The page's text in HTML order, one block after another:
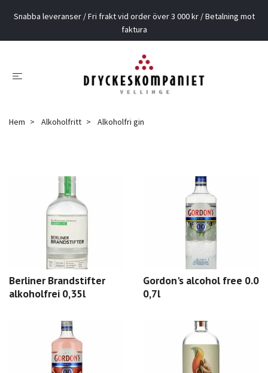
Snabba leveranser / Fri frakt vid order över 3 000 kr / Betalning mot
faktura
Hem Alkoholfritt Alkoholfri gin
Berliner Brandstifter
alkoholfrei 0,35l
Gordon's alcohol free 0.0
0,7l